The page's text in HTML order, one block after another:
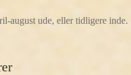
august ude, eller tidligere inde.